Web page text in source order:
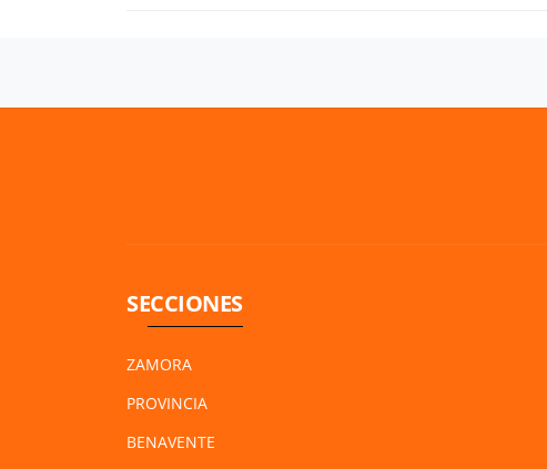
SECCIONES
ZAMORA
PROVINCIA
BENAVENTE